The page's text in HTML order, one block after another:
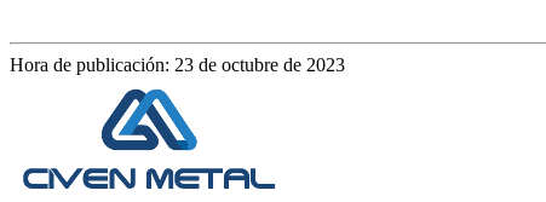
Hora de publicación: 23 de octubre de 2023